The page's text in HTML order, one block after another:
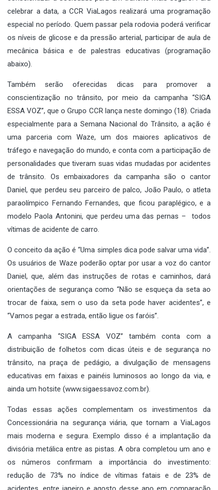
celebrar a data, a CCR ViaLagos realizará uma programação
especial no período. Quem passar pela rodovia poderá verificar
os níveis de glicose e da pressão arterial, participar de aula de
mecânica básica e de palestras educativas (programação
abaixo).
Também serão oferecidas dicas para promover a
conscientização no trânsito, por meio da campanha “SIGA
ESSA VOZ”, que o Grupo CCR lança neste domingo (18). Criada
especialmente para a Semana Nacional do Trânsito, a ação é
uma parceria com Waze, um dos maiores aplicativos de
tráfego e navegação do mundo, e conta com a participação de
personalidades que tiveram suas vidas mudadas por acidentes
de trânsito. Os embaixadores da campanha são o cantor
Daniel, que perdeu seu parceiro de palco, João Paulo, o atleta
paraolímpico Fernando Fernandes, que ficou paraplégico, e a
modelo Paola Antonini, que perdeu uma das pernas – todos
vítimas de acidente de carro.
O conceito da ação é “Uma simples dica pode salvar uma vida”.
Os usuários de Waze poderão optar por usar a voz do cantor
Daniel, que, além das instruções de rotas e caminhos, dará
orientações de segurança como “Não se esqueça da seta ao
trocar de faixa, sem o uso da seta pode haver acidentes”, e
“Vamos pegar a estrada, então ligue os faróis”.
A campanha “SIGA ESSA VOZ” também conta com a
distribuição de folhetos com dicas úteis e de segurança no
trânsito, na praça de pedágio, a divulgação de mensagens
educativas em faixas e painéis luminosos ao longo da via, e
ainda um hotsite (www.sigaessavoz.com.br).
Todas essas ações complementam os investimentos da
Concessionária na segurança viária, que tornam a ViaLagos
mais moderna e segura. Exemplo disso é a implantação da
divisória metálica entre as pistas. A obra completou um ano e
os números confirmam a importância do investimento:
redução de 73% no índice de vítimas fatais e de 23% de